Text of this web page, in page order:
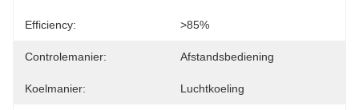
Efficiency: >85%
Controlemanier: Afstandsbediening
Koelmanier: Luchtkoeling